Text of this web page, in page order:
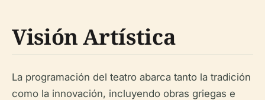
Visión Artística
La programación del teatro abarca tanto la tradición
como la innovación, incluyendo obras griegas e